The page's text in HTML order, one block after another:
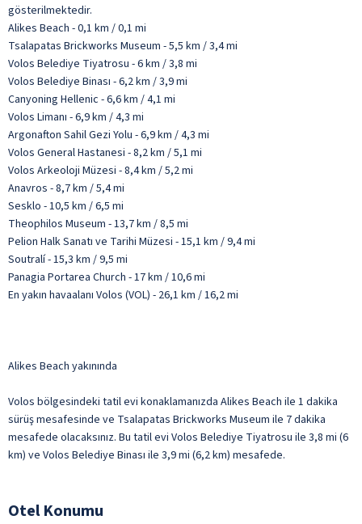
gösterilmektedir.
Alikes Beach - 0,1 km / 0,1 mi
Tsalapatas Brickworks Museum - 5,5 km / 3,4 mi
Volos Belediye Tiyatrosu - 6 km / 3,8 mi
Volos Belediye Binası - 6,2 km / 3,9 mi
Canyoning Hellenic - 6,6 km / 4,1 mi
Volos Limanı - 6,9 km / 4,3 mi
Argonafton Sahil Gezi Yolu - 6,9 km / 4,3 mi
Volos General Hastanesi - 8,2 km / 5,1 mi
Volos Arkeoloji Müzesi - 8,4 km / 5,2 mi
Anavros - 8,7 km / 5,4 mi
Sesklo - 10,5 km / 6,5 mi
Theophilos Museum - 13,7 km / 8,5 mi
Pelion Halk Sanatı ve Tarihi Müzesi - 15,1 km / 9,4 mi
Soutralí - 15,3 km / 9,5 mi
Panagia Portarea Church - 17 km / 10,6 mi
En yakın havaalanı Volos (VOL) - 26,1 km / 16,2 mi
Alikes Beach yakınında
Volos bölgesindeki tatil evi konaklamanızda Alikes Beach ile 1 dakika
sürüş mesafesinde ve Tsalapatas Brickworks Museum ile 7 dakika
mesafede olacaksınız. Bu tatil evi Volos Belediye Tiyatrosu ile 3,8 mi (6
km) ve Volos Belediye Binası ile 3,9 mi (6,2 km) mesafede.
Otel Konumu